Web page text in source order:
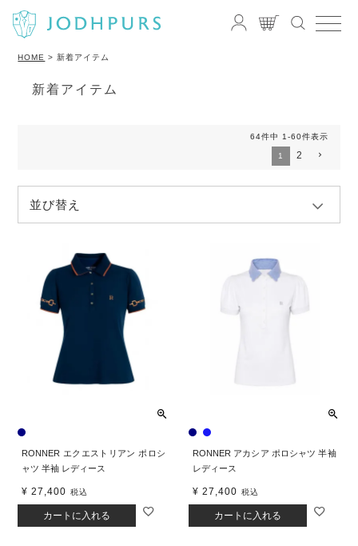
HOME 新着アイテム
新着アイテム
並び替え
64件中 1 -60件表示
1 2
RONNER エクエストリアン ポロシ
ャツ 半袖 レディース
¥ 27,400 税込
カートに入れる
RONNER アカシア ポロシャツ 半袖
レディース
¥ 27,400 税込
カートに入れる